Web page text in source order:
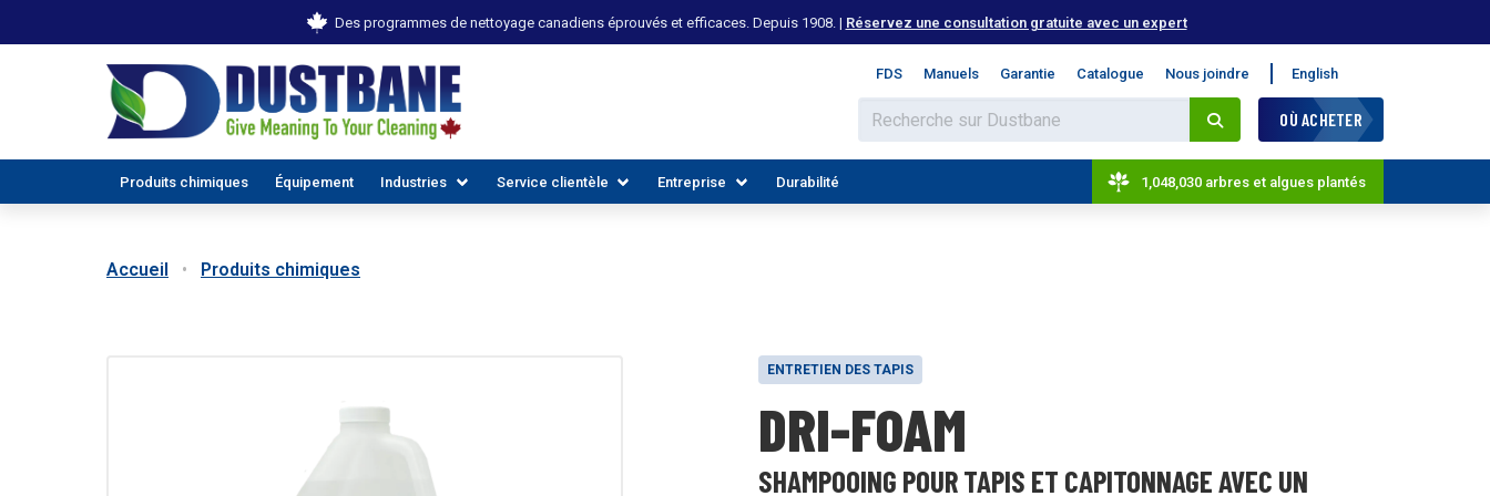
Des programmes de nettoyage canadiens éprouvés et efficaces. Depuis 1908. | Réservez une consultation gratuite avec un expert
FDS Manuels Garantie Catalogue Nous joindre English
OÙ ACHETER
Produits chimiques Équipement Industries
TOUTES LES INDUSTRIES
Service clientèle
DÉCOUVREZ LES RESSOURCES
Entreprise
REJOIGNEZ NOTRE ÉQUIPE
Durabilité 1,048,030 arbres et algues plantés
Accueil Produits chimiques
ENTRETIEN DES TAPIS
DRI-FOAM
SHAMPOOING POUR TAPIS ET CAPITONNAGE AVEC UN